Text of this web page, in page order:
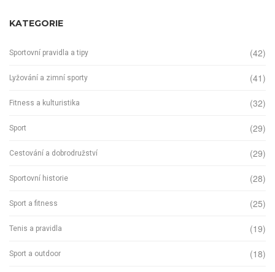
KATEGORIE
Sportovní pravidla a tipy (42)
Lyžování a zimní sporty (41)
Fitness a kulturistika (32)
Sport (29)
Cestování a dobrodružství (29)
Sportovní historie (28)
Sport a fitness (25)
Tenis a pravidla (19)
Sport a outdoor (18)